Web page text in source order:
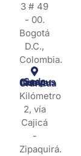
3 # 49
- 00.
Bogotá
D.C.,
Colombia.
Sede Campus Nueva Granada
Kilómetro
2, vía
Cajicá
-
Zipaquirá.